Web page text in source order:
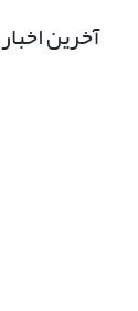
آخرین اخبار